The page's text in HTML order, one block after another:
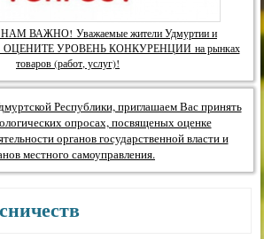
ВАЖНО! Уважаемые жители Удмуртии и
ОЦЕНИТЕ УРОВЕНЬ КОНКУРЕНЦИИ на рынках
товаров (работ, услуг)!
Республики, приглашаем Вас принять
опросах, посвященых оценке
органов государственной власти и
местного самоуправления.